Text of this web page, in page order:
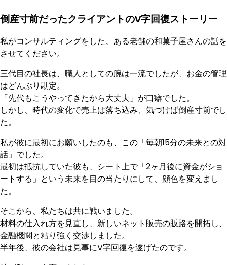
倒産寸前だったクライアントのV字回復ストーリー
私がコンサルティングをした、ある老舗の和菓子屋さんの話を
させてください。
三代目の社長は、職人としての腕は一流でしたが、お金の管理
はどんぶり勘定。
「先代もこうやってきたから大丈夫」が口癖でした。
しかし、時代の変化で売上は落ち込み、気づけば倒産寸前でし
た。
私が彼に最初にお願いしたのも、この「毎朝15分の未来との対
話」でした。
最初は抵抗していた彼も、シート上で「2ヶ月後に資金がショ
ートする」という未来を目の当たりにして、顔色を変えまし
た。
そこから、私たちは共に戦いました。
材料の仕入れ方を見直し、新しいネット販売の販路を開拓し、
金融機関と粘り強く交渉しました。
半年後、彼の会社は見事にV字回復を遂げたのです。